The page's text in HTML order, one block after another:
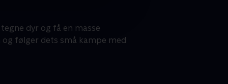
dyr og få en masse
følger dets små kampe med